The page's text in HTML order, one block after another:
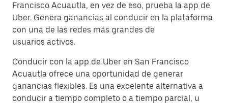
Francisco Acuautla, en vez de eso, prueba la app de
Uber. Genera ganancias al conducir en la plataforma
con una de las redes más grandes de
usuarios activos.
Conducir con la app de Uber en San Francisco
Acuautla ofrece una oportunidad de generar
ganancias flexibles. Es una excelente alternativa a
conducir a tiempo completo o a tiempo parcial, u